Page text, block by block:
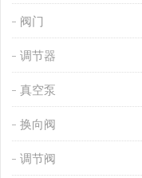
阀门
调节器
真空泵
换向阀
调节阀